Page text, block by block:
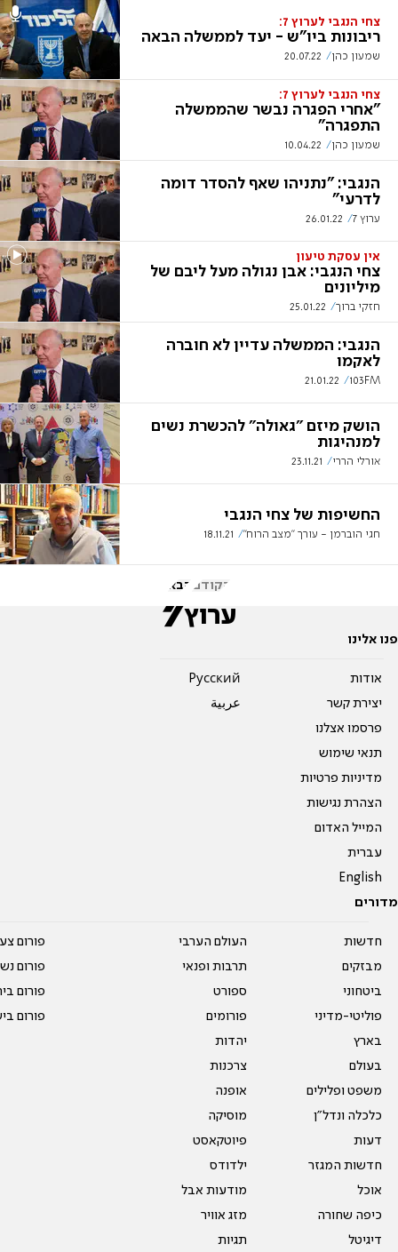
צחי הנגבי לערוץ 7:
ריבונות ביו"ש - יעד לממשלה הבאה
שמעון כהן 20.07.22
צחי הנגבי לערוץ 7:
"אחרי הפגרה נבשר שהממשלה
התפגרה"
שמעון כהן 10.04.22
הנגבי: "נתניהו שאף להסדר דומה
לדרעי"
ערוץ 7 26.01.22
אין עסקת טיעון
צחי הנגבי: אבן נגולה מעל ליבם של
מיליונים
חזקי ברוך 25.01.22
הנגבי: הממשלה עדיין לא חוברה
לאקמו
103FM
21.01.22
הושק מיזם ״גאולה״ להכשרת נשים
למנהיגות
אורלי הררי 23.11.21
החשיפות של צחי הנגבי
חגי הוברמן - עורך ״מצב הרוח״ 18.11.21
הקודם הבא
פנו אלינו
אודות
יצירת קשר
פרסמו אצלנו
תנאי שימוש
מדיניות פרטיות
הצהרת נגישות
המייל האדום
עברית
English
Pусский
عربية
מדורים
חדשות
מבזקים
ביטחוני
פוליטי-מדיני
בארץ
בעולם
משפט ופלילים
כלכלה ונדל"ן
דעות
חדשות המגזר
אוכל
כיפה שחורה
דיגיטל
העולם הערבי
תרבות ופנאי
ספורט
פורומים
יהדות
צרכנות
אופנה
מוסיקה
פיוטקאסט
ילדודס
מודעות אבל
מזג אוויר
תגיות
פורום
פורום
פורום
פורום